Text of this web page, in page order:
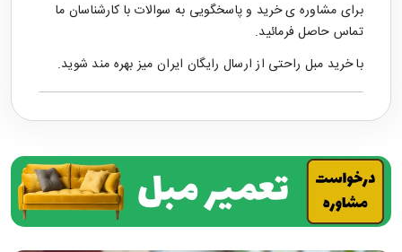
برای مشاوره ی خرید و پاسخگویی به سوالات با کارشناسان ما
تماس حاصل فرمائید.
با خرید مبل راحتی از ارسال رایگان ایران میز بهره مند شوید.